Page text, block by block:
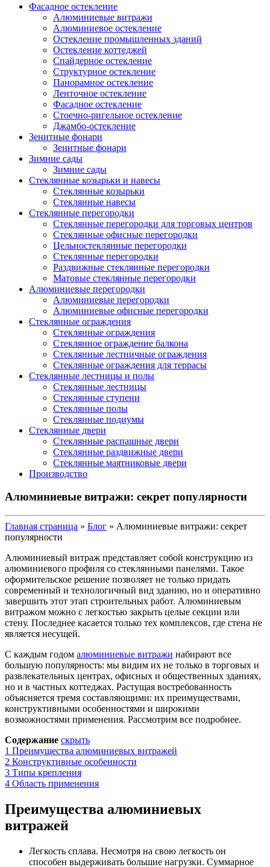
Фасадное остекление
Алюминиевые витражи
Алюминиевое остекление
Остекление промышленных зданий
Остекление коттеджей
Спайдерное остекление
Структурное остекление
Панорамное остекление
Ленточное остекление
Фасадное остекление
Стоечно-ригельное остекление
Джамбо-остекление
Зенитные фонари
Зенитные фонари
Зимние сады
Зимние сады
Стеклянные козырьки и навесы
Стеклянные козырьки
Стеклянные навесы
Стеклянные перегородки
Стеклянные перегородки для торговых центров
Стеклянные офисные перегородки
Цельностеклянные перегородки
Cтеклянные перегородки
Раздвижные стеклянные перегородки
Матовые стеклянные перегородки
Алюминиевые перегородки
Алюминиевые перегородки
Алюминиевые офисные перегородки
Стеклянные ограждения
Стеклянные ограждения
Стеклянное ограждение балкона
Стеклянные лестничные ограждения
Стеклянные ограждения для террасы
Стеклянные лестницы и полы
Стеклянные лестницы
Стеклянные ступени
Стеклянные полы
Стеклянные подиумы
Стеклянные двери
Стеклянные распашные двери
Стеклянные раздвижные двери
Стеклянные маятниковые двери
Производство
Алюминиевые витражи: секрет популярности
Главная страница » Блог » Алюминиевые витражи: секрет
популярности
Алюминиевый витраж представляет собой конструкцию из
алюминиевого профиля со стеклянными панелями. Такое
оформительское решение позволяет не только придать
современный и технологичный вид зданию, но и оперативно
завершить этот этап строительных работ. Алюминиевым
витражом можно с легкостью закрыть целые секции или
стену. Последнее касается только тех комплексов, где стена не
является несущей.
С каждым годом алюминиевые витражи набирают все
большую популярность: мы видим их не только в торговых и
развлекательных центрах, офисных и общественных зданиях,
но и в частных коттеджах. Растущая востребованность
объясняется тремя составляющими: их преимуществами,
конструктивными особенностями и широкими
возможностями применения. Рассмотрим все подробнее.
Содержание скрыть
1 Преимущества алюминиевых витражей
2 Конструктивные особенности
3 Типы крепления
4 Область применения
Преимущества алюминиевых
витражей
Легкость сплава. Несмотря на свою легкость он
способен выдерживать большие нагрузки. Суммарное